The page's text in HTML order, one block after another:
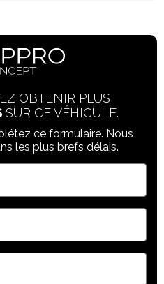
OBTENIR PLUS
SUR CE VÉHICULE.
ce formulaire. Nous
les plus brefs délais.
Prénom
(Nécessaire)
mail
(Nécessaire)